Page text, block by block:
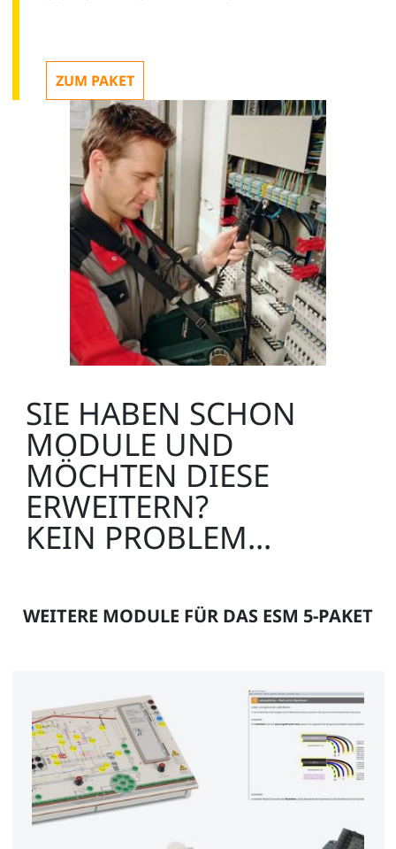
ZUM PAKET
SIE HABEN SCHON
MODULE UND
MÖCHTEN DIESE
ERWEITERN?
KEIN PROBLEM...
WEITERE MODULE FÜR DAS ESM 5-PAKET